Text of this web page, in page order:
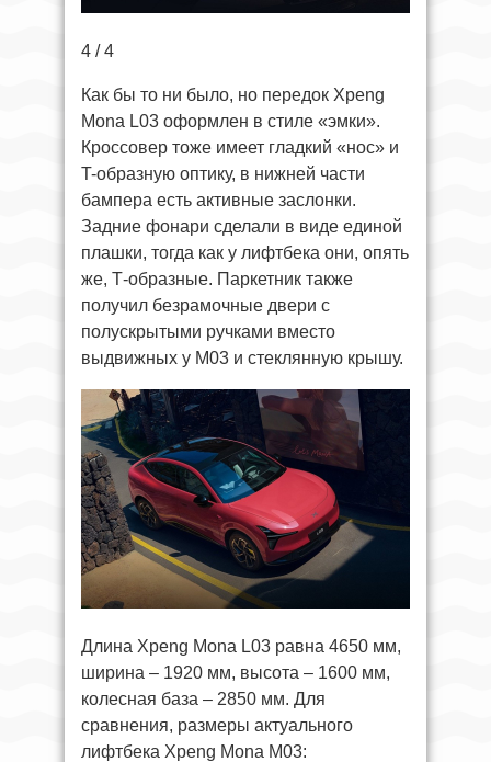
4 / 4
Как бы то ни было, но передок Xpeng
Mona L03 оформлен в стиле «эмки».
Кроссовер тоже имеет гладкий «нос» и
T-образную оптику, в нижней части
бампера есть активные заслонки.
Задние фонари сделали в виде единой
плашки, тогда как у лифтбека они, опять
же, Т-образные. Паркетник также
получил безрамочные двери с
полускрытыми ручками вместо
выдвижных у M03 и стеклянную крышу.
Длина Xpeng Mona L03 равна 4650 мм,
ширина – 1920 мм, высота – 1600 мм,
колесная база – 2850 мм. Для
сравнения, размеры актуального
лифтбека Xpeng Mona M03: